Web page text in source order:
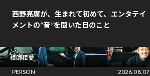
西野亮廣が、生まれて初めて、エンタテイ
メントの“音”を聞いた日のこと
相師相愛
PERSON
2026.08.07